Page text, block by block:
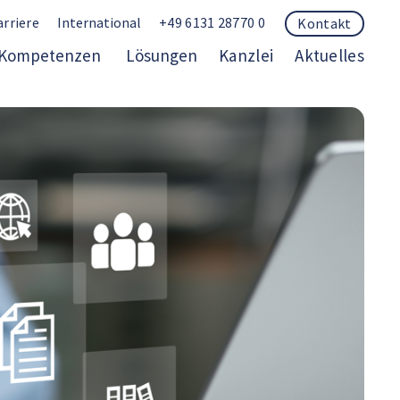
International +49 6131 28770 0 Kontakt
Lösungen Kanzlei Aktuelles